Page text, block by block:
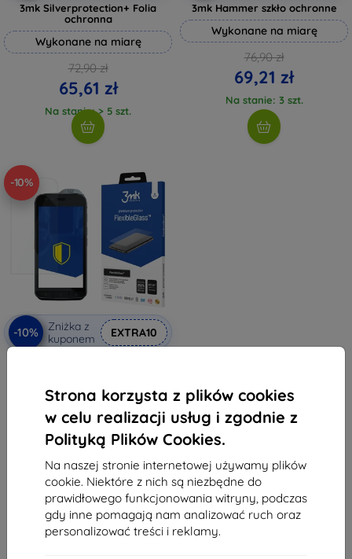
Strona korzysta z plików cookies
w celu realizacji usług i zgodnie z
Polityką Plików Cookies.
Na naszej stronie internetowej używamy plików
cookie. Niektóre z nich są niezbędne do
prawidłowego funkcjonowania witryny, podczas
gdy inne pomagają nam analizować ruch oraz
personalizować treści i reklamy.
3mk Silverprotection+ Folia
ochronna
Wykonane na miarę
72,90 zł
65,61 zł
Na stanie: > 5 szt.
3mk Hammer szkło ochronne
Wykonane na miarę
76,90 zł
69,21 zł
Na stanie: 3 szt.
-10%
-10%
Zniżka z
kuponem
EXTRA10
38,90 zł
35,02 zł
Na stanie: > 5 szt.